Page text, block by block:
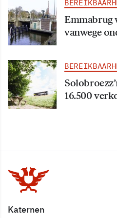
Emmabrug
vanwege
16.500
Katernen